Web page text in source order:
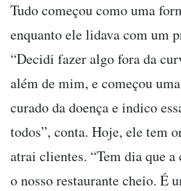
Tudo começou como uma
enquanto ele lidava com um
“Decidi fazer algo fora da
além de mim, e começou
curado da doença e indico
todos”, conta. Hoje, ele tem
atrai clientes. “Tem dia que a
o nosso restaurante cheio. É